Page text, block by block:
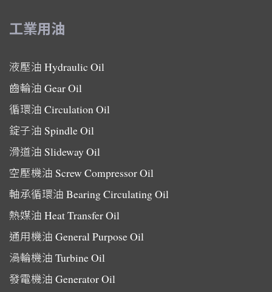
工業用油
液壓油 Hydraulic Oil
齒輪油 Gear Oil
循環油 Circulation Oil
錠子油 Spindle Oil
滑道油 Slideway Oil
空壓機油 Screw Compressor Oil
軸承循環油 Bearing Circulating Oil
熱媒油 Heat Transfer Oil
通用機油 General Purpose Oil
渦輪機油 Turbine Oil
發電機油 Generator Oil